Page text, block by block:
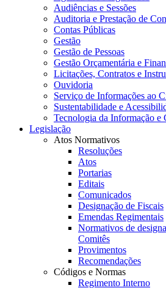
Audiências e Sessões
Auditoria e Prestação de
Contas Públicas
Gestão
Gestão de Pessoas
Gestão Orçamentária e
Licitações, Contratos e
Ouvidoria
Serviço de Informações ao
Sustentabilidade e
Tecnologia da Informação e
Legislação
Atos Normativos
Resoluções
Atos
Portarias
Editais
Comunicados
Designação de Fiscais
Emendas Regimentais
Normativos de
Comitês
Provimentos
Recomendações
Códigos e Normas
Regimento Interno